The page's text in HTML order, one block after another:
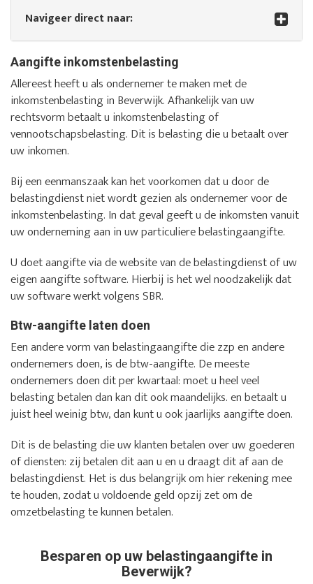
Navigeer direct naar:
Aangifte inkomstenbelasting
Allereest heeft u als ondernemer te maken met de
inkomstenbelasting in Beverwijk. Afhankelijk van uw
rechtsvorm betaalt u inkomstenbelasting of
vennootschapsbelasting. Dit is belasting die u betaalt over
uw inkomen.
Bij een eenmanszaak kan het voorkomen dat u door de
belastingdienst niet wordt gezien als ondernemer voor de
inkomstenbelasting. In dat geval geeft u de inkomsten vanuit
uw onderneming aan in uw particuliere belastingaangifte.
U doet aangifte via de website van de belastingdienst of uw
eigen aangifte software. Hierbij is het wel noodzakelijk dat
uw software werkt volgens SBR.
Btw-aangifte laten doen
Een andere vorm van belastingaangifte die zzp en andere
ondernemers doen, is de btw-aangifte. De meeste
ondernemers doen dit per kwartaal: moet u heel veel
belasting betalen dan kan dit ook maandelijks. en betaalt u
juist heel weinig btw, dan kunt u ook jaarlijks aangifte doen.
Dit is de belasting die uw klanten betalen over uw goederen
of diensten: zij betalen dit aan u en u draagt dit af aan de
belastingdienst. Het is dus belangrijk om hier rekening mee
te houden, zodat u voldoende geld opzij zet om de
omzetbelasting te kunnen betalen.
Besparen op uw belastingaangifte in
Beverwijk?